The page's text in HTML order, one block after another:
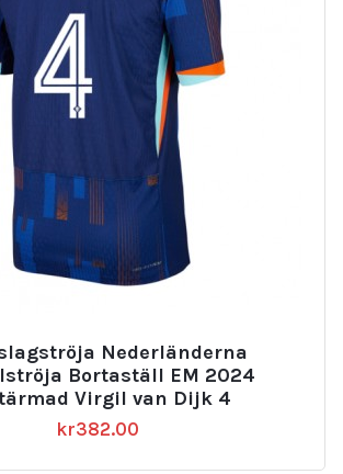
Nederländerna
Bortaställ EM 2024
Virgil van Dijk 4
kr382.00